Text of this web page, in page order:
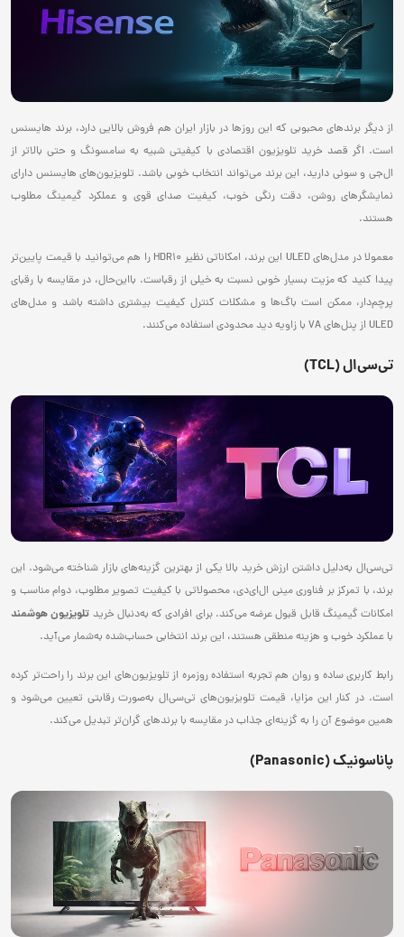
از دیگر برندهای محبوبی که این روزها در بازار ایران هم فروش بالایی دارد، برند هایسنس
است. اگر قصد خرید تلویزیون اقتصادی با کیفیتی شبیه به سامسونگ و حتی بالاتر از
ال‌جی و سونی دارید، این برند می‌تواند انتخاب خوبی باشد. تلویزیون‌های هایسنس دارای
نمایشگرهای روشن، دقت رنگی خوب، کیفیت صدای قوی و عملکرد گیمینگ مطلوب
هستند.
معمولا در مدل‌های ULED این برند، امکاناتی نظیر HDR10 را هم می‌توانید با قیمت پایین‌تر
پیدا کنید که مزیت بسیار خوبی نسبت به خیلی از رقباست. بااین‌حال، در مقایسه با رقبای
پرچم‌دار، ممکن است باگ‌ها و مشکلات کنترل کیفیت بیشتری داشته باشد و مدل‌های
ULED از پنل‌های VA با زاویه دید محدودی استفاده می‌کنند.
تی‌سی‌ال (TCL)
تی‌‌سی‌ال به‌دلیل داشتن ارزش خرید بالا یکی از بهترین گزینه‌های بازار شناخته می‌شود. این
برند، با تمرکز بر فناوری مینی ال‌ای‌دی، محصولاتی با کیفیت تصویر مطلوب، دوام مناسب و
امکانات گیمینگ قابل قبول عرضه می‌کند. برای افرادی که به‌دنبال خرید تلویزیون هوشمند
با عملکرد خوب و هزینه منطقی هستند، این برند انتخابی حساب‌شده به‌شمار می‌آید.
رابط کاربری ساده و روان هم تجربه استفاده روزمره از تلویزیون‌های این برند را راحت‌تر کرده
است. در کنار این مزایا، قیمت تلویزیون‌های تی‌سی‌‌ال به‌صورت رقابتی تعیین می‌شود و
همین موضوع آن را به گزینه‌ای جذاب در مقایسه با برندهای گران‌تر تبدیل می‌کند.
پاناسونیک (Panasonic)